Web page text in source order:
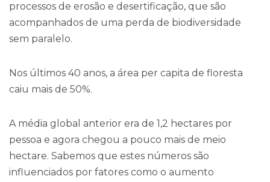
processos de erosão e desertificação, que são
acompanhados de uma perda de biodiversidade
sem paralelo.
Nos últimos 40 anos, a área per capita de floresta
caiu mais de 50%.
A média global anterior era de 1,2 hectares por
pessoa e agora chegou a pouco mais de meio
hectare. Sabemos que estes números são
influenciados por fatores como o aumento